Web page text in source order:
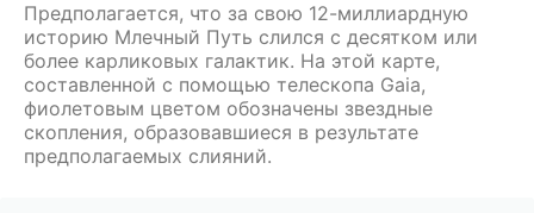
Предполагается, что за свою 12-миллиардную
историю Млечный Путь слился с десятком или
более карликовых галактик. На этой карте,
составленной с помощью телескопа Gaia,
фиолетовым цветом обозначены звездные
скопления, образовавшиеся в результате
предполагаемых слияний.